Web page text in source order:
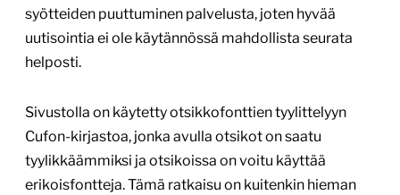
syötteiden puuttuminen palvelusta, joten hyvää
uutisointia ei ole käytännössä mahdollista seurata
helposti.
Sivustolla on käytetty otsikkofonttien tyylittelyyn
Cufon-kirjastoa, jonka avulla otsikot on saatu
tyylikkäämmiksi ja otsikoissa on voitu käyttää
erikoisfontteja. Tämä ratkaisu on kuitenkin hieman